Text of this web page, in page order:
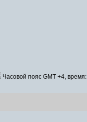
Часовой пояс GMT +4, время: